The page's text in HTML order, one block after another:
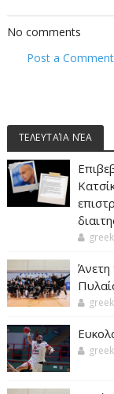
No comments
Post a Comment
ΤΕΛΕΥΤΑΊΑ ΝΈΑ
Άνετη